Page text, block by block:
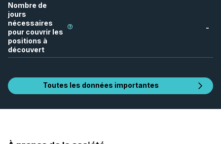
Nombre de
jours
nécessaires
pour couvrir les
positions à
découvert
-
Toutes les données importantes